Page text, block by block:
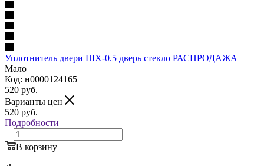
Уплотнитель двери ШХ-0.5 дверь стекло РАСПРОДАЖА
Мало
Код: н0000124165
520 руб.
Варианты цен
520 руб.
Подробности
В корзину